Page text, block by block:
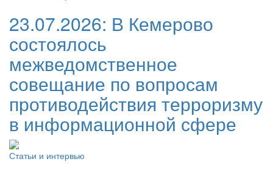
23.07.2026: В Кемерово
состоялось
межведомственное
совещание по вопросам
противодействия терроризму
в информационной сфере
Статьи и интервью